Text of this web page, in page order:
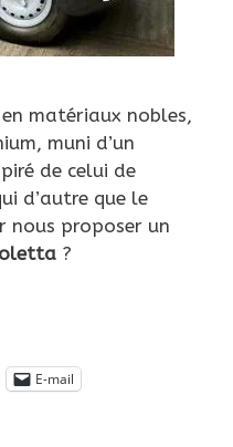
matériaux nobles,
muni d’un
de celui de
d’autre que le
nous proposer un
?
E-mail